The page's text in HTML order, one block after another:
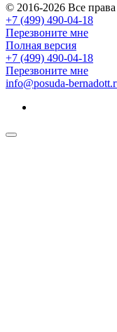
© 2016-2026 Все
+7 (499) 490-04-18
Перезвоните мне
Полная версия
+7 (499) 490-04-18
Перезвоните мне
info@posuda-